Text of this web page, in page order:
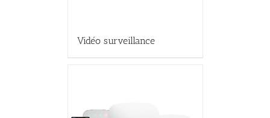
Vidéo surveillance